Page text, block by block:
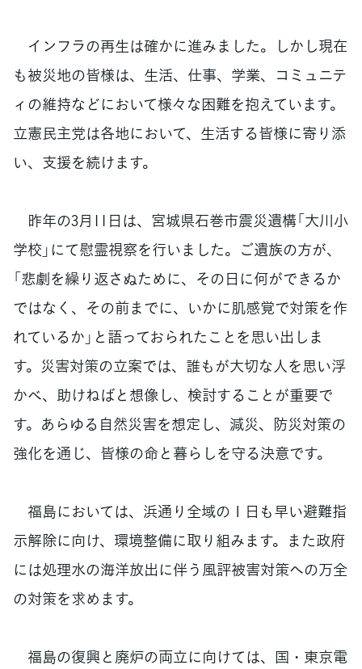
インフラの再生は確かに進みました。しかし現在
も被災地の皆様は、生活、仕事、学業、コミュニテ
ィの維持などにおいて様々な困難を抱えています。
立憲民主党は各地において、生活する皆様に寄り添
い、支援を続けます。
昨年の3月11日は、宮城県石巻市震災遺構「大川小
学校」にて慰霊視察を行いました。ご遺族の方が、
「悲劇を繰り返さぬために、その日に何ができるか
ではなく、その前までに、いかに肌感覚で対策を作
れているか」と語っておられたことを思い出しま
す。災害対策の立案では、誰もが大切な人を思い浮
かべ、助けねばと想像し、検討することが重要で
す。あらゆる自然災害を想定し、減災、防災対策の
強化を通じ、皆様の命と暮らしを守る決意です。
福島においては、浜通り全域の１日も早い避難指
示解除に向け、環境整備に取り組みます。また政府
には処理水の海洋放出に伴う風評被害対策への万全
の対策を求めます。
福島の復興と廃炉の両立に向けては、国・東京電